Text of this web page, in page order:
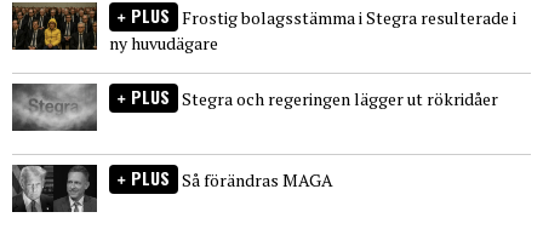
PLUS Frostig bolagsstämma i Stegra resulterade i
ny huvudägare
PLUS Stegra och regeringen lägger ut rökridåer
PLUS Så förändras MAGA